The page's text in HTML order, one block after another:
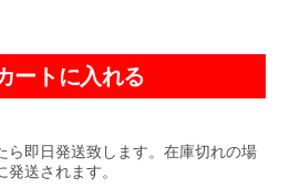
ートに入れる
ら即日発送致します。在庫切れの場
送されます。